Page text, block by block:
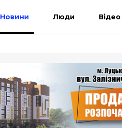
Новини Люди Відео